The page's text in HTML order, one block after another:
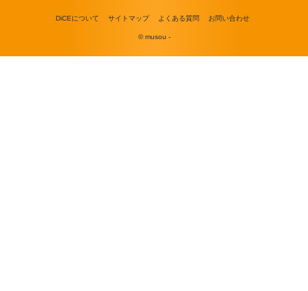
DiCEについて サイトマップ よくある質問 お問い合わせ
© musou -